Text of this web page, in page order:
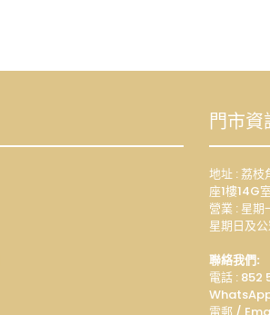
門市資
地址 : 荔
座1樓14G
營業 : 星
星期日及
聯絡我們:
電話 : 852
電郵 /